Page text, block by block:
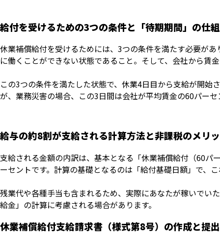
給付を受けるための3つの条件と「待期期間」の仕
休業補償給付を受けるためには、3つの条件を満たす必要が
に働くことができない状態であること。そして、会社から賃
この3つの条件を満たした状態で、休業4日目から支給が開
が、業務災害の場合、この3日間は会社が平均賃金の60パー
給与の約8割が支給される計算方法と非課税のメリ
支給される金額の内訳は、基本となる「休業補償給付（60
ーセントです。計算の基礎となるのは「給付基礎日額」で、
残業代や各種手当も含まれるため、実際にあなたが稼いでい
給金」の計算に考慮される場合があります。
休業補償給付支給請求書（様式第8号）の作成と提出